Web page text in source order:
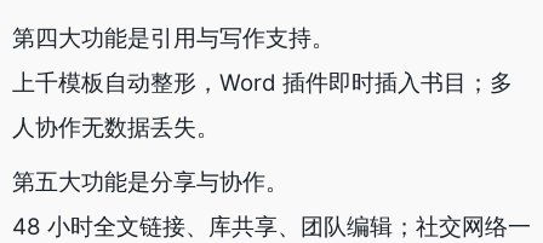
第四大功能是引用与写作支持。
上千模板自动整形，Word 插件即时插入书目；多
人协作无数据丢失。
第五大功能是分享与协作。
48 小时全文链接、库共享、团队编辑；社交网络一